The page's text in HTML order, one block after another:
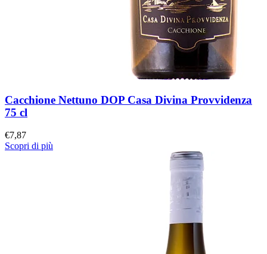
Cacchione Nettuno DOP Casa Divina Provvidenza
75 cl
€7,87
Scopri di più